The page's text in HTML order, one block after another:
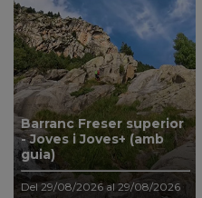
Barranc Freser superior
- Joves i Joves+ (amb
guia)
Del 29/08/2026 al 29/08/2026